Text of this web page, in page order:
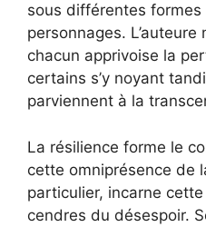
sous différentes
personnages.
chacun apprivoise la
certains s’y noyant
parviennent à la
La résilience forme le
cette omniprésence de
particulier, incarne
cendres du désespoir.